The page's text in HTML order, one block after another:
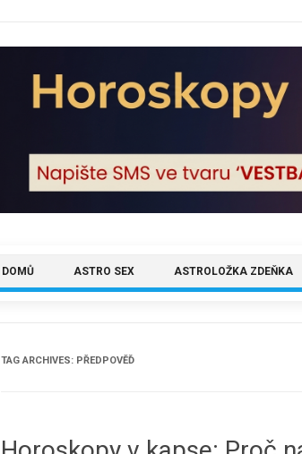
DOMŮ ASTRO SEX ASTROLOŽKA ZDEŇKA
TAG ARCHIVES: PŘEDPOVĚĎ